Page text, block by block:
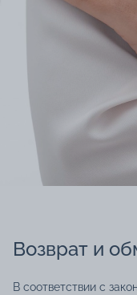
Возврат и
В соответствии с